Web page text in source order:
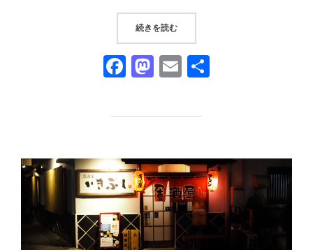
続きを読む“道の駅 伊豆月ヶ瀬｜月ヶ瀬テラ
F
c
b
o
o
k
M
st
d
o
n
E
ail